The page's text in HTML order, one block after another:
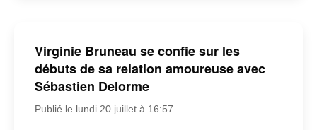
Virginie Bruneau se confie sur les
débuts de sa relation amoureuse avec
Sébastien Delorme
Publié le lundi 20 juillet à 16:57